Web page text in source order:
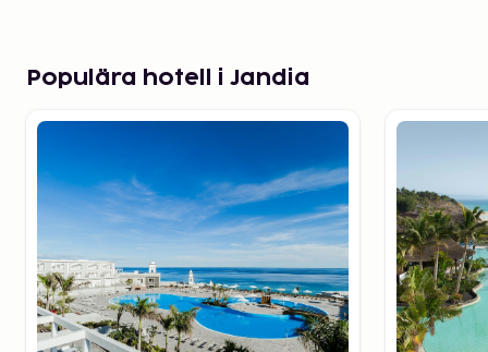
Populära hotell i Jandia